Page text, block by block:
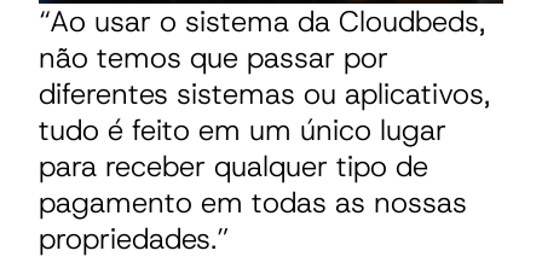
“Ao usar o sistema da Cloudbeds,
não temos que passar por
diferentes sistemas ou aplicativos,
tudo é feito em um único lugar
para receber qualquer tipo de
pagamento em todas as nossas
propriedades.”